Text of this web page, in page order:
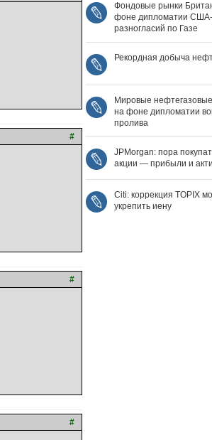
#
#
#
Фондовые рынки
фоне дипломатии
разногласий по Газе
Рекордная добыча
Мировые
на фоне дипломатии
пролива
JPMorgan: пора
акции — прибыли и
Citi: коррекция TOPIX
укрепить иену